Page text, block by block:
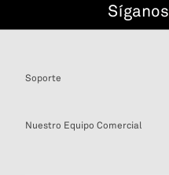
Síganos
Soporte
Nuestro Equipo Comercial